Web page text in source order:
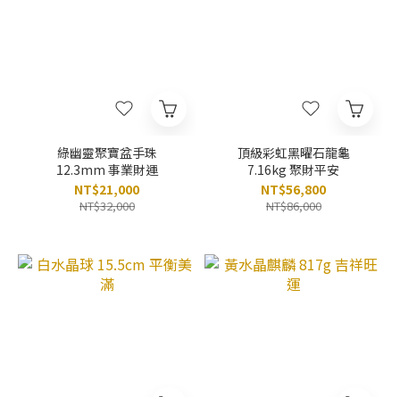
綠幽靈聚寶盆手珠
12.3mm 事業財運
NT$21,000
NT$32,000
頂級彩虹黑曜石龍龜
7.16kg 聚財平安
NT$56,800
NT$86,000